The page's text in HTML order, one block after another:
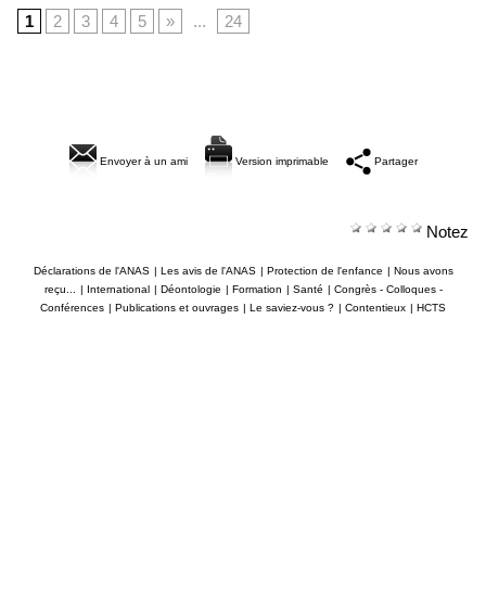
1
2 3 4 5 » ... 24
Envoyer à un ami Version imprimable Partager
Notez
Déclarations de l'ANAS | Les avis de l'ANAS | Protection de l'enfance | Nous avons
reçu...
| International | Déontologie | Formation | Santé | Congrès - Colloques -
Conférences | Publications et ouvrages | Le saviez-vous ? | Contentieux | HCTS